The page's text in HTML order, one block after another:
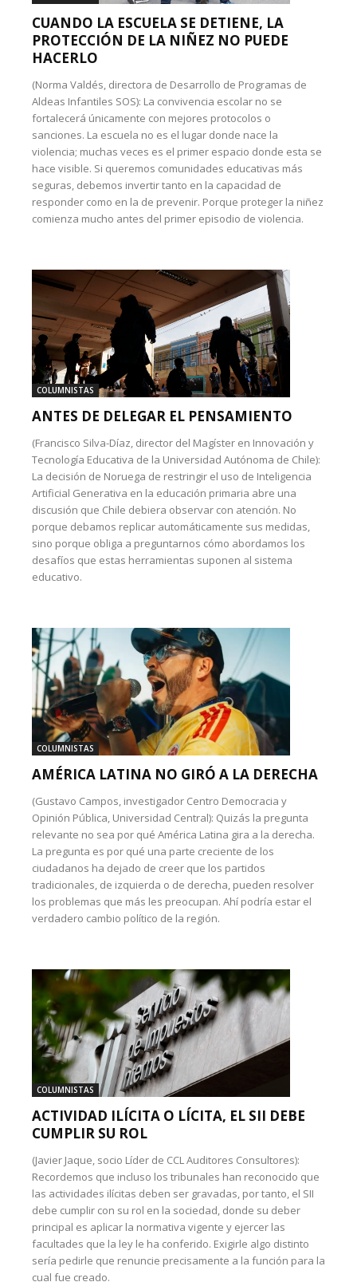
CUANDO LA ESCUELA SE DETIENE, LA
PROTECCIÓN DE LA NIÑEZ NO PUEDE
HACERLO
(Norma Valdés, directora de Desarrollo de Programas de
Aldeas Infantiles SOS): La convivencia escolar no se
fortalecerá únicamente con mejores protocolos o
sanciones. La escuela no es el lugar donde nace la
violencia; muchas veces es el primer espacio donde esta se
hace visible. Si queremos comunidades educativas más
seguras, debemos invertir tanto en la capacidad de
responder como en la de prevenir. Porque proteger la niñez
comienza mucho antes del primer episodio de violencia.
COLUMNISTAS
ANTES DE DELEGAR EL PENSAMIENTO
(Francisco Silva-Díaz, director del Magíster en Innovación y
Tecnología Educativa de la Universidad Autónoma de Chile):
La decisión de Noruega de restringir el uso de Inteligencia
Artificial Generativa en la educación primaria abre una
discusión que Chile debiera observar con atención. No
porque debamos replicar automáticamente sus medidas,
sino porque obliga a preguntarnos cómo abordamos los
desafíos que estas herramientas suponen al sistema
educativo.
COLUMNISTAS
AMÉRICA LATINA NO GIRÓ A LA DERECHA
(Gustavo Campos, investigador Centro Democracia y
Opinión Pública, Universidad Central): Quizás la pregunta
relevante no sea por qué América Latina gira a la derecha.
La pregunta es por qué una parte creciente de los
ciudadanos ha dejado de creer que los partidos
tradicionales, de izquierda o de derecha, pueden resolver
los problemas que más les preocupan. Ahí podría estar el
verdadero cambio político de la región.
COLUMNISTAS
ACTIVIDAD ILÍCITA O LÍCITA, EL SII DEBE
CUMPLIR SU ROL
(Javier Jaque, socio Líder de CCL Auditores Consultores):
Recordemos que incluso los tribunales han reconocido que
las actividades ilícitas deben ser gravadas, por tanto, el SII
debe cumplir con su rol en la sociedad, donde su deber
principal es aplicar la normativa vigente y ejercer las
facultades que la ley le ha conferido. Exigirle algo distinto
sería pedirle que renuncie precisamente a la función para la
cual fue creado.